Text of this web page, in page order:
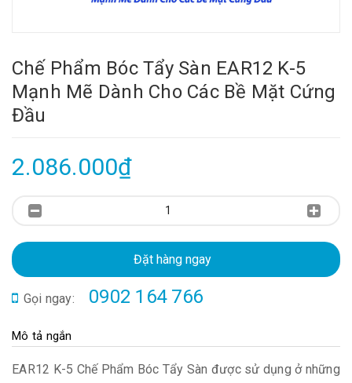
Chế Phẩm Bóc Tẩy Sàn EAR12 K-5
Mạnh Mẽ Dành Cho Các Bề Mặt Cứng
Đầu
2.086.000₫
Đặt hàng ngay
Gọi ngay: 0902 164 766
Mô tả ngắn
EAR12 K-5 Chế Phẩm Bóc Tẩy Sàn được sử dụng ở những